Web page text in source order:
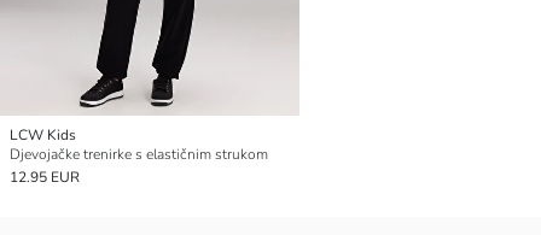
LCW Kids
Djevojačke trenirke s elastičnim strukom
12.95 EUR